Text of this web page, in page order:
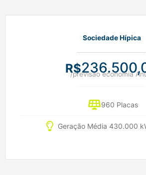
Sociedade Hípica
R$
/previsão economia
960 Placas
Geração Média 430.000